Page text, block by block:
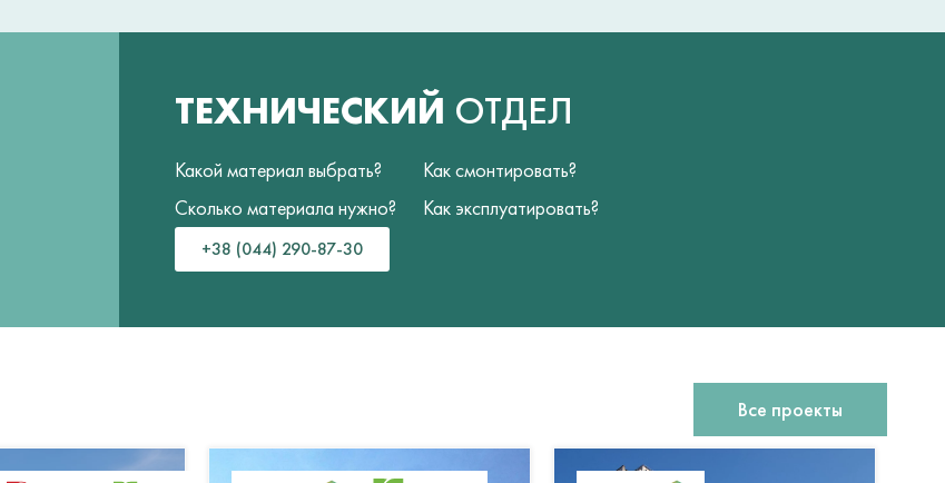
ТЕХНИЧЕСКИЙ ОТДЕЛ
Какой материал выбрать?
Сколько материала нужно?
Как смонтировать?
Как эксплуатировать?
+38 (044) 290-87-30
Все проекты